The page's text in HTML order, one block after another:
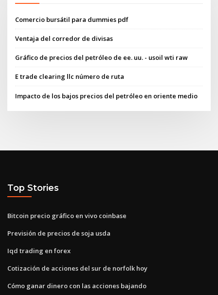
Comercio bursátil para dummies pdf
Ventaja del corredor de divisas
Gráfico de precios del petróleo de ee. uu. - usoil wti raw
E trade clearing llc número de ruta
Impacto de los bajos precios del petróleo en oriente medio
Top Stories
Bitcoin precio gráfico en vivo coinbase
Previsión de precios de soja usda
Iqd trading en forex
Cotización de acciones del sur de norfolk hoy
Cómo ganar dinero con las acciones bajando